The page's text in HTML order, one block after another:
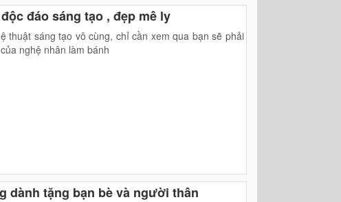
đáo sáng tạo , đẹp mê ly
thuật sáng tạo vô cùng, chỉ cần xem qua bạn sẽ phải
nghệ nhân làm bánh
dành tặng bạn bè và người thân